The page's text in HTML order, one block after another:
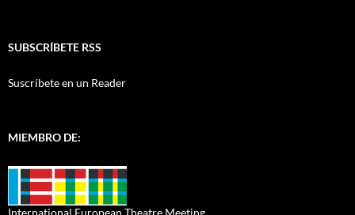
SUBSCRÍBETE RSS
Suscríbete en un Reader
MIEMBRO DE:
International European Theatre Meeting